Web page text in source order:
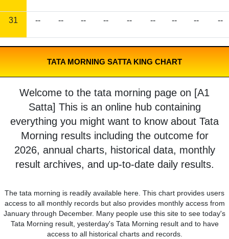
31 -- -- -- -- -- -- -- -- --
TATA MORNING SATTA KING CHART
Welcome to the tata morning page on [A1
Satta] This is an online hub containing
everything you might want to know about Tata
Morning results including the outcome for
2026, annual charts, historical data, monthly
result archives, and up-to-date daily results.
The tata morning is readily available here. This chart provides users
access to all monthly records but also provides monthly access from
January through December. Many people use this site to see today's
Tata Morning result, yesterday's Tata Morning result and to have
access to all historical charts and records.